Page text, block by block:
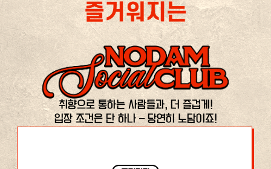
즐거워지는
취향으로 통하는 사람들과, 더 즐겁게!
입장 조건은 단 하나 – 당연히 노담이죠!